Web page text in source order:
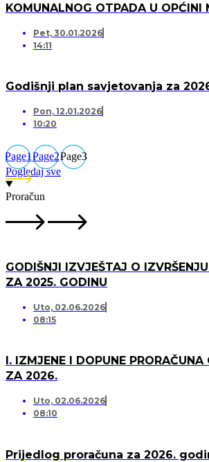
KOMUNALNOG OTPADA U OPĆINI
Pet, 30.01.2026
14:11
Godišnji plan savjetovanja za
Pon, 12.01.2026
10:20
Page1Page2Page3
Pogledaj sve
Proračun
GODIŠNJI IZVJEŠTAJ O
ZA 2025. GODINU
Uto, 02.06.2026
08:15
I. IZMJENE I DOPUNE
ZA 2026.
Uto, 02.06.2026
08:10
Prijedlog proračuna za 2026.